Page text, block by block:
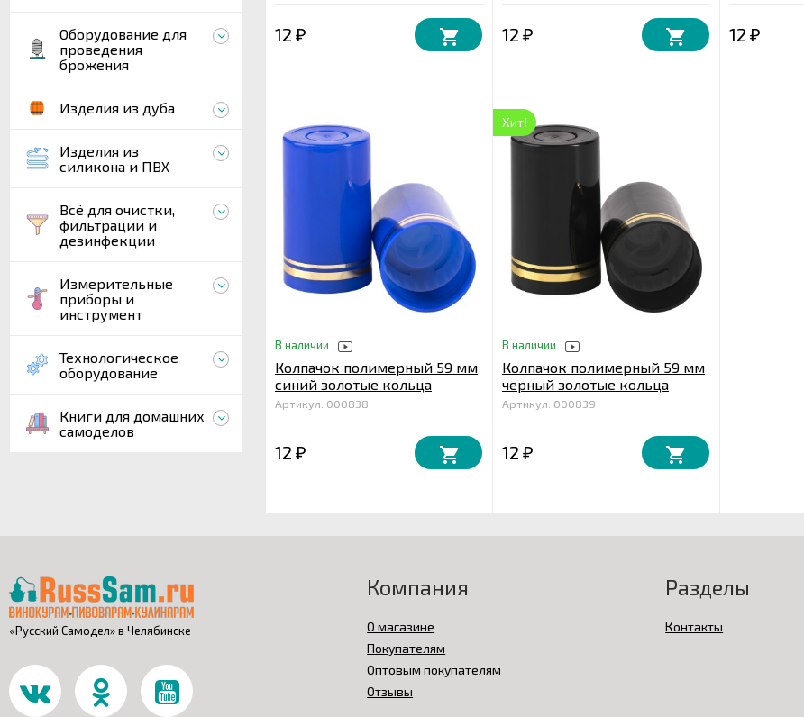
Оборудование для
проведения
брожения
Изделия из дуба
Изделия из
силикона и ПВХ
Всё для очистки,
фильтрации и
дезинфекции
Измерительные
приборы и
инструмент
Технологическое
оборудование
Книги для домашних
самоделов
12 ₽ 12 ₽ 12 ₽
В наличии
Колпачок полимерный 59 мм
синий золотые кольца
Артикул: 000838
12 ₽
Хит!
В наличии
Колпачок полимерный 59 мм
черный золотые кольца
Артикул: 000839
12 ₽
«Русский Самодел» в Челябинске
Компания
О магазине
Покупателям
Оптовым покупателям
Отзывы
Разделы
Контакты